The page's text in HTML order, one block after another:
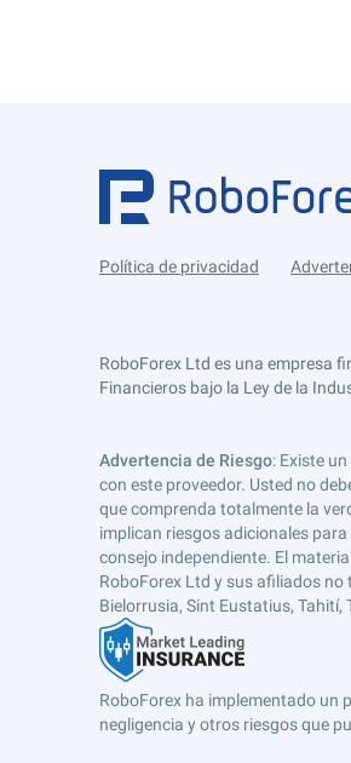
Política de privacidad
RoboForex Ltd es una empresa
Financieros bajo la Ley de la
Advertencia de Riesgo: Existe
con este proveedor. Usted no
que comprenda totalmente la
implican riesgos adicionales
consejo independiente. El
RoboForex Ltd y sus afiliados no
Bielorrusia, Sint Eustatius,
RoboForex ha implementado un
negligencia y otros riesgos que